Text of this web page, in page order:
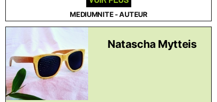
MEDIUMNITE - AUTEUR
Natascha Mytteis